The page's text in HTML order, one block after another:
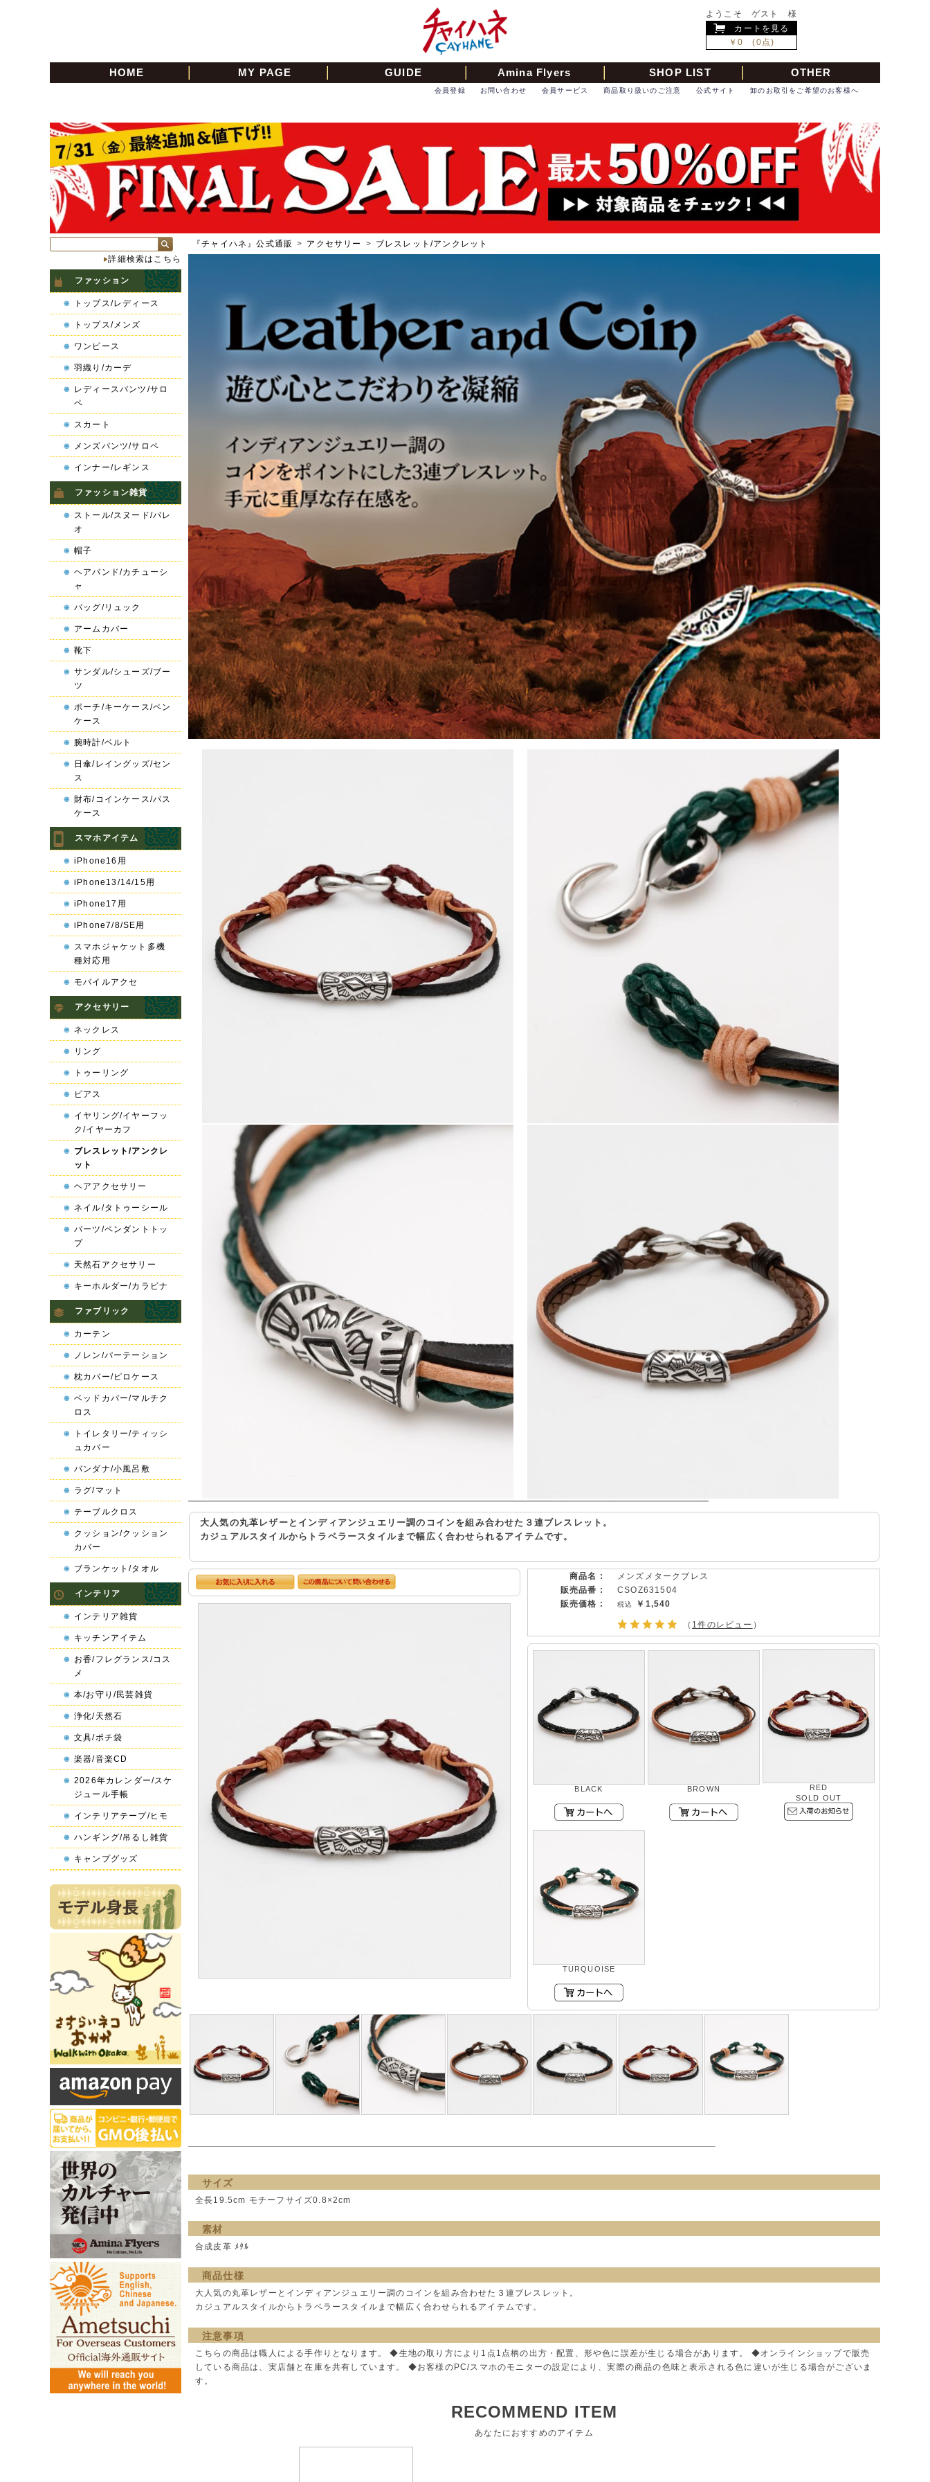
ようこそ ゲスト 様
カートを見る
￥0 (0点)
HOME MY PAGE GUIDE Amina Flyers SHOP LIST OTHER
卸のお取引をご希望のお客様へ
公式サイト
商品取り扱いのご注意
会員サービス
お問い合わせ
会員登録
『チャイハネ』公式通販 > アクセサリー > ブレスレット/アンクレット
大人気の丸革レザーとインディアンジュエリー調のコインを組み合わせた３連ブレスレット。
カジュアルスタイルからトラベラースタイルまで幅広く合わせられるアイテムです。
商品名 :
メンズメタークブレス
販売品番 :
CSOZ631504
販売価格 :
￥1,540
（ 1件のレビュー ）
BLACK BROWN
RED
SOLD OUT
TURQUOISE
サイズ
全長19.5cm モチーフサイズ0.8×2cm
素材
合成皮革 ﾒﾀﾙ
商品仕様
大人気の丸革レザーとインディアンジュエリー調のコインを組み合わせた３連ブレスレット。
カジュアルスタイルからトラベラースタイルまで幅広く合わせられるアイテムです。
注意事項
こちらの商品は職人による手作りとなります。 ◆生地の取り方により1点1点柄の出方・配置、形や色に誤差が生じる場合があります。 ◆オンラインショップで販売
している商品は、実店舗と在庫を共有しています。 ◆お客様のPC/スマホのモニターの設定により、実際の商品の色味と表示される色に違いが生じる場合がございま
す。
RECOMMEND ITEM
あなたにおすすめのアイテム
詳細検索はこちら
ファッション
トップス/レディース
トップス/メンズ
ワンピース
羽織り/カーデ
レディースパンツ/サロ
ペ
スカート
メンズパンツ/サロペ
インナー/レギンス
ファッション雑貨
ストール/スヌード/パレ
オ
帽子
ヘアバンド/カチューシ
ャ
バッグ/リュック
アームカバー
靴下
サンダル/シューズ/ブー
ツ
ポーチ/キーケース/ペン
ケース
腕時計/ベルト
日傘/レイングッズ/セン
ス
財布/コインケース/パス
ケース
スマホアイテム
iPhone16用
iPhone13/14/15用
iPhone17用
iPhone7/8/SE用
スマホジャケット多機
種対応用
モバイルアクセ
アクセサリー
ネックレス
リング
トゥーリング
ピアス
イヤリング/イヤーフッ
ク/イヤーカフ
ブレスレット/アンクレ
ット
ヘアアクセサリー
ネイル/タトゥーシール
パーツ/ペンダントトッ
プ
天然石アクセサリー
キーホルダー/カラビナ
ファブリック
カーテン
ノレン/パーテーション
枕カバー/ピロケース
ベッドカバー/マルチク
ロス
トイレタリー/ティッシ
ュカバー
バンダナ/小風呂敷
ラグ/マット
テーブルクロス
クッション/クッション
カバー
ブランケット/タオル
インテリア
インテリア雑貨
キッチンアイテム
お香/フレグランス/コス
メ
本/お守り/民芸雑貨
浄化/天然石
文具/ポチ袋
楽器/音楽CD
2026年カレンダー/スケ
ジュール手帳
インテリアテープ/ヒモ
ハンギング/吊るし雑貨
キャンプグッズ